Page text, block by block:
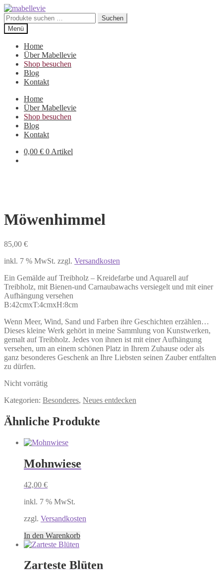
Zur
Navigation
springen
Zum
Inhalt
springen
Suchen
nach:
Suchen
Menü
Home
Über Mabellevie
Shop besuchen
Blog
Kontakt
Home
Über Mabellevie
Shop besuchen
Blog
Kontakt
0,00 € 0 Artikel
Möwenhimmel
85,00 €
inkl. 7 % MwSt. zzgl. Versandkosten
Ein Gemälde auf Treibholz – Kreidefarbe und Aquarell auf
Treibholz, mit Bienen-und Carnaubawachs versiegelt und mit einer
Aufhängung versehen
B:42cmxT:4cmxH:8cm
Wenn Meer, Wind, Sand und Farben ihre Geschichten erzählen…
Dieses kleine Werk gehört in meine Sammlung von Kunstwerken,
gemalt auf Treibholz. Jedes von ihnen ist mit einer Aufhängung
versehen, um an einem schönen Platz in Ihrem Zuhause oder als
ganz besonderes Geschenk an Ihre Liebsten seinen Zauber entfalten
zu dürfen.
Nicht vorrätig
Kategorien: Besonderes, Neues entdecken
Ähnliche Produkte
Mohnwiese
42,00 €
inkl. 7 % MwSt.
zzgl. Versandkosten
In den Warenkorb
Zarteste Blüten